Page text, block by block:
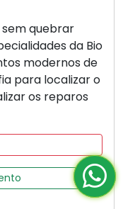
quebrar
da Bio
modernos de
para localizar o
os reparos